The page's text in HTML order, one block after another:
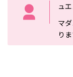
ュ
マ
りま